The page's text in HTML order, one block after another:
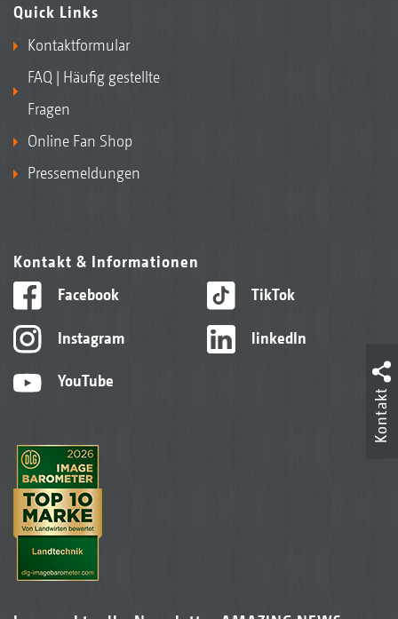
Quick Links
Kontaktformular
FAQ | Häufig gestellte
Fragen
Online Fan Shop
Pressemeldungen
Kontakt & Informationen
Facebook
Instagram
YouTube
TikTok
linkedIn
Kontakt